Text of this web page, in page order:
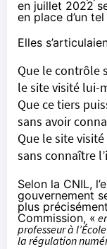
en juillet 2022
en place d’un
Elles
Que le contrôle
le site visité lui-
Que ce tiers
sans avoir
Que le site
sans connaître
Selon la CNIL,
gouvernement
plus
Commission, «
professeur à
la régulation